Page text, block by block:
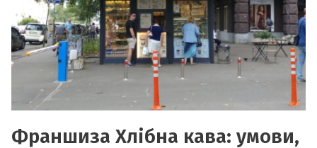
Франшиза Хлібна кава: умови,